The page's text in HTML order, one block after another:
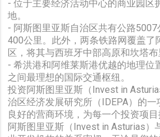
- 位于主要经济活动中心的商业园区
地。
- 阿斯图里亚斯自治区共有公路
400公里。此外，两条铁路网覆盖了
区，将其与西班牙中部高原和坎塔布
- 希洪港和阿维莱斯港优越的地理位
之间最理想的国际交通枢纽。
投资阿斯图里亚斯（Invest in
治区经济发展研究所（IDEPA）的
良好的营商环境，为每一个投资项
阿斯图里亚斯（Invest in Asturias）